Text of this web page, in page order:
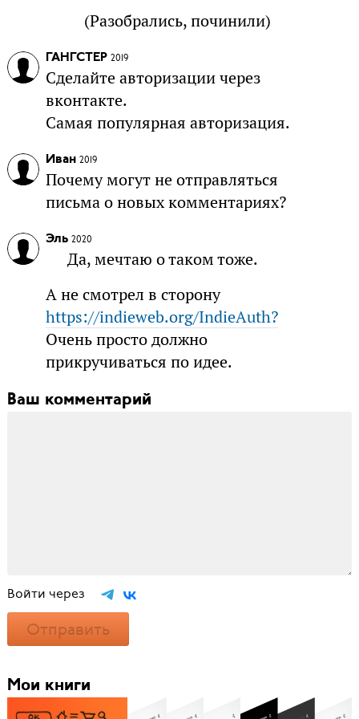
(Разобрались, починили)
ГАНГСТЕР 2019
Сделайте авторизации через
вконтакте.
Самая популярная авторизация.
Иван 2019
Почему могут не отправляться
письма о новых комментариях?
Эль 2020
Да, мечтаю о таком тоже.
А не смотрел в сторону
https://indieweb.org/IndieAuth?
Очень просто должно
прикручиваться по идее.
Ваш комментарий
Войти через
Отправить
Мои книги